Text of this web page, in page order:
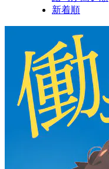
新着順